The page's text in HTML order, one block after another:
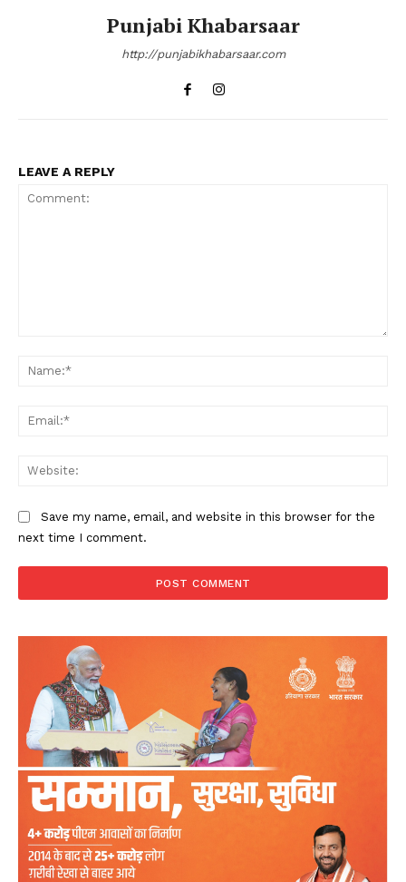
Punjabi Khabarsaar
http://punjabikhabarsaar.com
LEAVE A REPLY
Save my name, email, and website in this browser for the
next time I comment.